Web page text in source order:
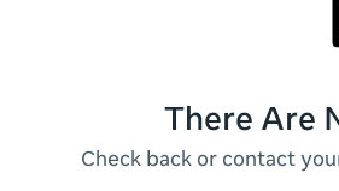
There Are
Check back or contact